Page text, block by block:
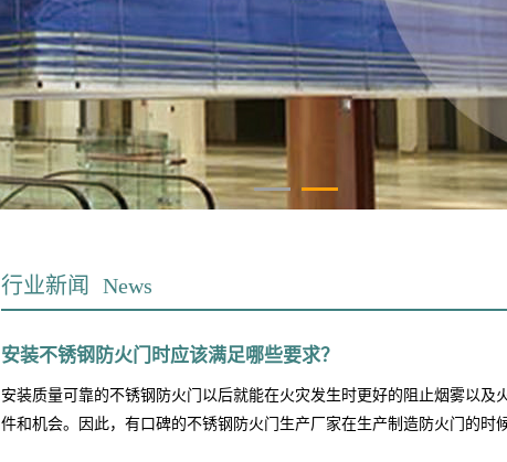
News
行业新闻
安装不锈钢防火门时应该满足哪些要求？
安装质量可靠的不锈钢防火门以后就能在火灾发生时更好的阻止烟雾以
件和机会。因此，有口碑的不锈钢防火门生产厂家在生产制造防火门的时